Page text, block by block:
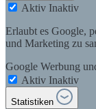
Aktiv Inaktiv
Erlaubt es Google,
und Marketing zu
Google Werbung
Aktiv Inaktiv
Statistiken